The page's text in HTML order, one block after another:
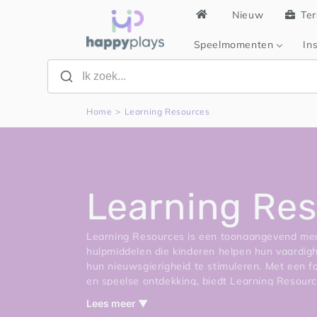
Nieuw
Speelmomenten
Home > Learning Resources
C
o
l
Learning
Learning Resources is een toonaangevend
hulpmiddelen die kinderen helpen hun
hun nieuwsgierigheid te stimuleren. Met een
en speelse ontdekking, biedt Learning
van kinderen prikkelen en hun kennis verrijken.
Lees meer ▼